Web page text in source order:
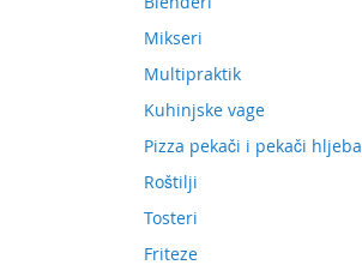
Mikseri
Multipraktik
Kuhinjske vage
Pizza pekači i pekači hljeba
Roštilji
Tosteri
Friteze